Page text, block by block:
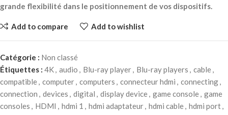
grande flexibilité dans le positionnement de vos dispositifs.
Add to compare Add to wishlist
Catégorie : Non classé
Étiquettes : 4K, audio , Blu-ray player, Blu-ray players , cable,
compatible, computer, computers , connecteur hdmi , connecting,
connection , devices , digital , display device, game console, game
consoles , HDMI , hdmi 1 , hdmi adaptateur, hdmi cable, hdmi port,